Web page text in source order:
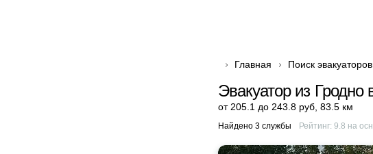
Главная Поиск эвакуаторов
Эвакуатор из Гродно
от 205.1 до 243.8 руб 83.5 км
Найдено 3 службы Рейтинг: 9.8 на